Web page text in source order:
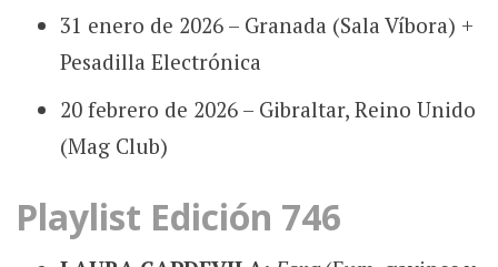
31 enero de 2026 – Granada (Sala Víbora) +
Pesadilla Electrónica
20 febrero de 2026 – Gibraltar, Reino Unido
(Mag Club)
Playlist Edición 746